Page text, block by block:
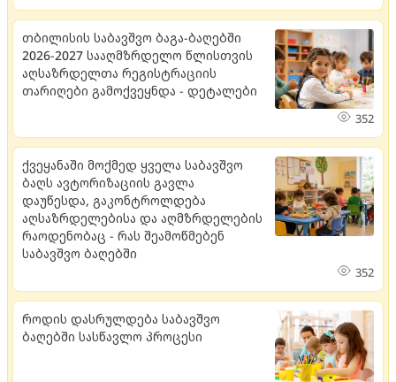
თბილისის საბავშვო ბაგა-ბაღებში
2026-2027 სააღმზრდელო წლისთვის
აღსაზრდელთა რეგისტრაციის
თარიღები გამოქვეყნდა - დეტალები
352
ქვეყანაში მოქმედ ყველა საბავშვო
ბაღს ავტორიზაციის გავლა
დაუწესდა, გაკონტროლდება
აღსაზრდელებისა და აღმზრდელების
რაოდენობაც - რას შეამოწმებენ
საბავშვო ბაღებში
352
როდის დასრულდება საბავშვო
ბაღებში სასწავლო პროცესი